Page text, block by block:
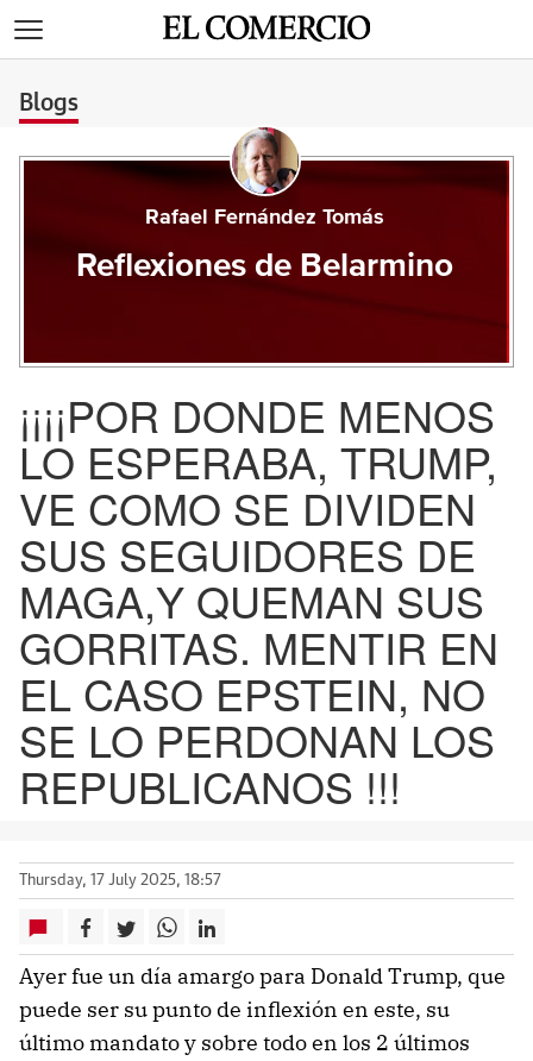
Blogs
Rafael Fernández Tomás
Reflexiones de Belarmino
¡¡¡¡POR DONDE MENOS
LO ESPERABA, TRUMP,
VE COMO SE DIVIDEN
SUS SEGUIDORES DE
MAGA,Y QUEMAN SUS
GORRITAS. MENTIR EN
EL CASO EPSTEIN, NO
SE LO PERDONAN LOS
REPUBLICANOS !!!
Thursday, 17 July 2025, 18:57
Ayer fue un día amargo para Donald Trump, que
puede ser su punto de inflexión en este, su
último mandato y sobre todo en los 2 últimos